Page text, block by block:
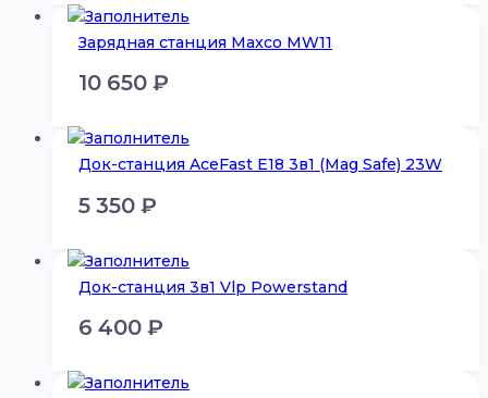
Зарядная станция Maxco MW11
10 650 ₽
Док-станция AceFast E18 3в1 (Mag Safe) 23W
5 350 ₽
Док-станция 3в1 Vlp Powerstand
6 400 ₽